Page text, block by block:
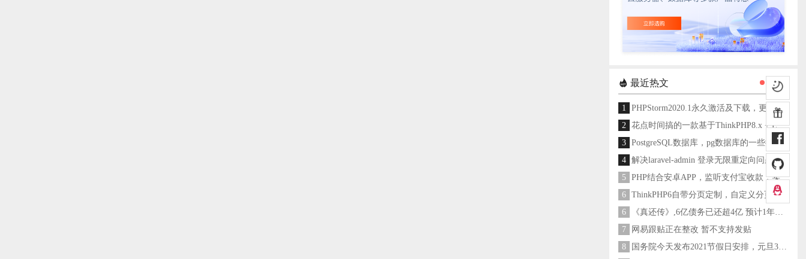
最近热文
1
PHPStorm2020.1永久激活及下载，更新至2024
2
花点时间搞的一款基于ThinkPHP8.x + Layui架构开发的通用后台管理系统
3
PostgreSQL数据库，pg数据库的一些操作命令
4
解决laravel-admin 登录无限重定向问题
5
PHP结合安卓APP，监听支付宝收款，实现个人支付宝支付接口
6
ThinkPHP6自带分页定制，自定义分页类
6
《真还传》,6亿债务已还超4亿 预计1年多之内就能还清
7
网易跟贴正在整改 暂不支持发贴
8
国务院今天发布2021节假日安排，元旦3天，春节7天，劳动节5天